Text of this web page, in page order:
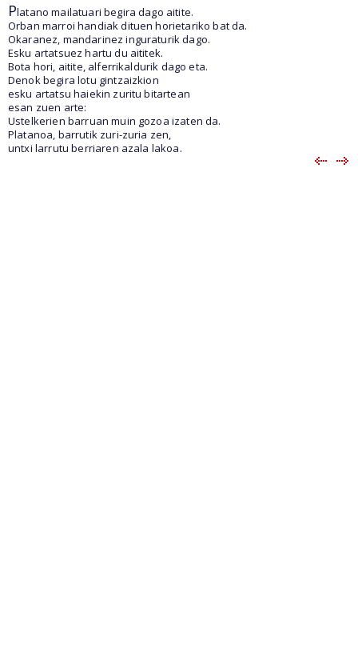
Platano mailatuari begira dago aitite.
Orban marroi handiak dituen horietariko bat da.
Okaranez, mandarinez inguraturik dago.
Esku artatsuez hartu du aititek.
Bota hori, aitite, alferrikaldurik dago eta.
Denok begira lotu gintzaizkion
esku artatsu haiekin zuritu bitartean
esan zuen arte:
Ustelkerien barruan muin gozoa izaten da.
Platanoa, barrutik zuri-zuria zen,
untxi larrutu berriaren azala lakoa.